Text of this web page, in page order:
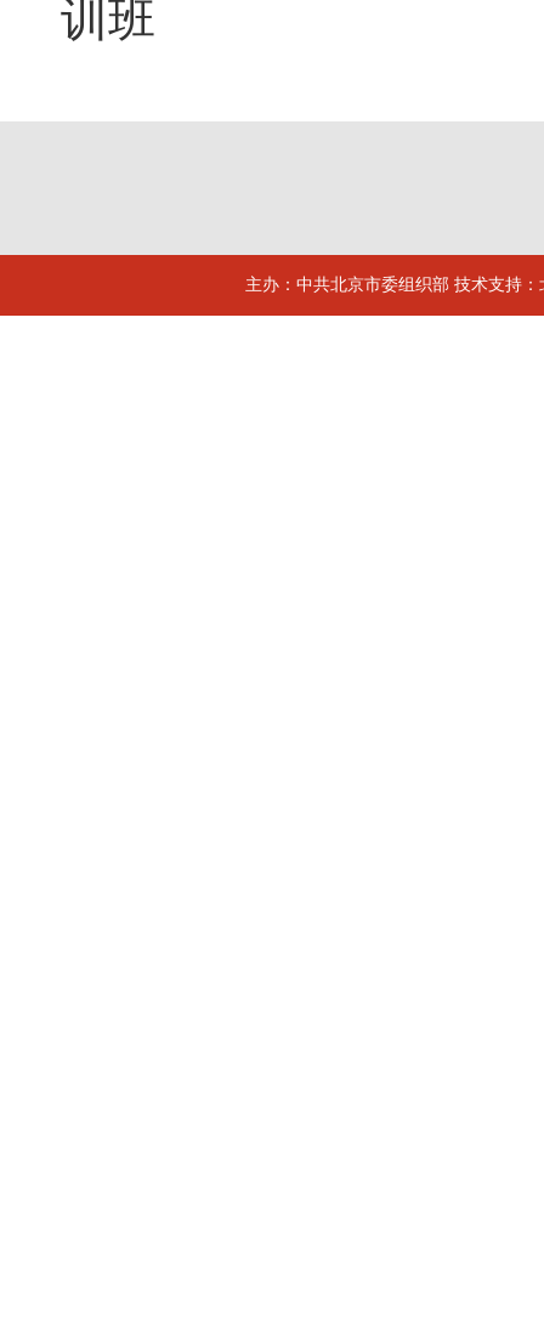
训班
主办：中共北京市委组织部 技术支持